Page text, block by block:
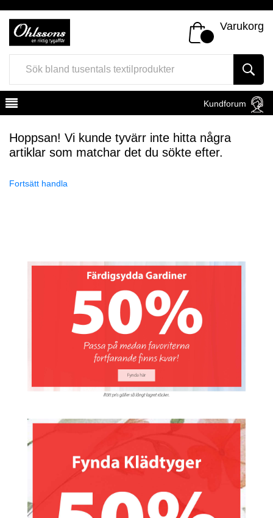
Varukorg
Kundforum
Hoppsan! Vi kunde tyvärr inte hitta några
artiklar som matchar det du sökte efter.
Fortsätt handla